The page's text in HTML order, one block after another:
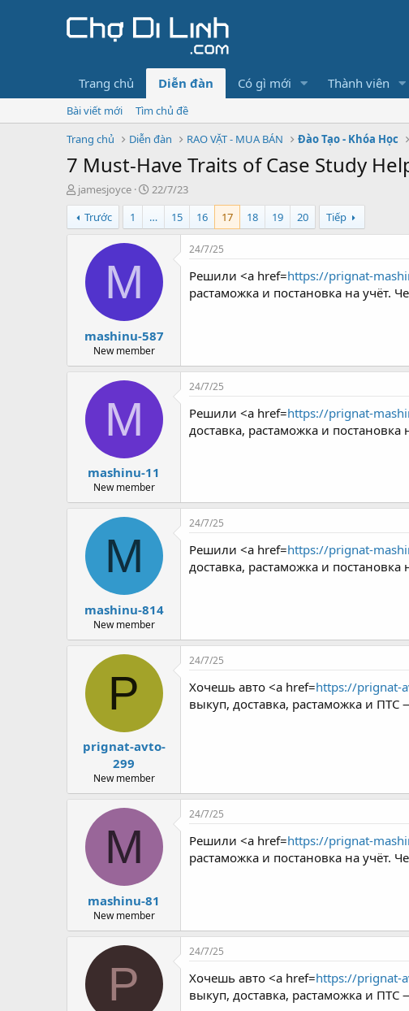
Trang chủ Diễn đàn Có gì mới Thành viên
Bài viết mới
Tìm chủ đề
Trang chủ
Diễn đàn RAO VẶT - MUA BÁN Đào Tạo - Khóa Học
7 Must-Have Traits of Case Study
T
h
r
e
r
jamesjoyce
N
g
à
y
ử
22/7/23
Trước
1 … 15 16 17 18 19 20 Tiếp
M
mashinu-587
New member
24/7/25
Решили <a href=https://prignat-
растаможка и постановка на учёт.
M
mashinu-11
New member
24/7/25
Решили <a href=https://prignat-
доставка, растаможка и
M
mashinu-814
New member
24/7/25
Решили <a href=https://prignat-
доставка, растаможка и
P
prignat-avto-
299
New member
24/7/25
Хочешь авто <a href=https://prignat-
выкуп, доставка, растаможка и
M
mashinu-81
New member
24/7/25
Решили <a href=https://prignat-
растаможка и постановка на учёт.
P
24/7/25
Хочешь авто <a href=https://prignat-
выкуп, доставка, растаможка и